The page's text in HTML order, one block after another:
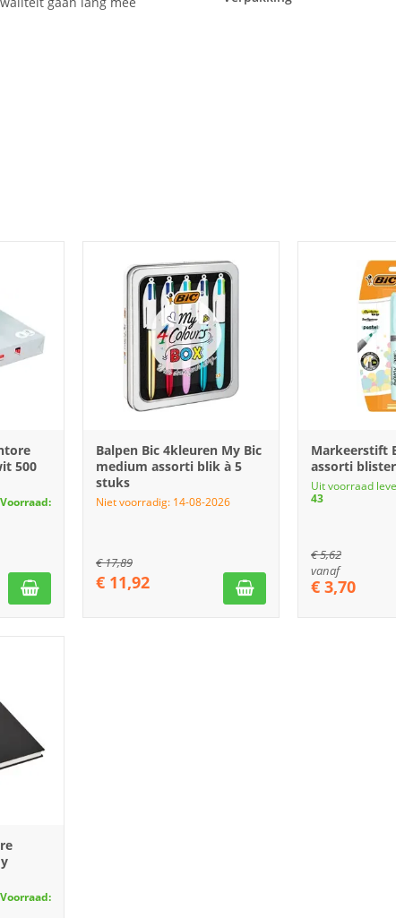
500
Voorraad:
Balpen Bic 4kleuren My Bic
medium assorti blik à 5
stuks
Niet voorradig: 14-08-2026
€17,89
€ 11,92
Markeerstift
assorti
Uit voorraad
43
€5,62
vanaf
€ 3,70
Voorraad: